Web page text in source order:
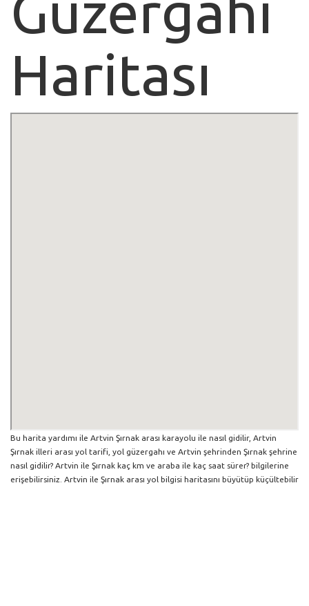
Haritası
Bu harita yardımı ile Artvin Şırnak arası karayolu ile nasıl gidilir, Artvin
Şırnak illeri arası yol tarifi, yol güzergahı ve Artvin şehrinden Şırnak şehrine
nasıl gidilir? Artvin ile Şırnak kaç km ve araba ile kaç saat sürer? bilgilerine
erişebilirsiniz. Artvin ile Şırnak arası yol bilgisi haritasını büyütüp küçültebilir